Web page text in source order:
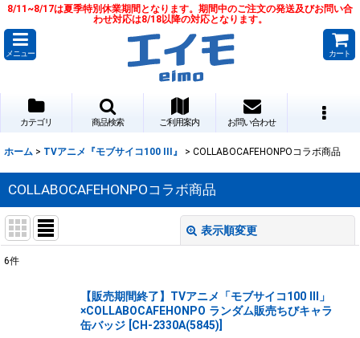
8/11~8/17は夏季特別休業期間となります。期間中のご注文の発送及びお問い合
わせ対応は8/18以降の対応となります。
メニュー カート
カテゴリ 商品検索 ご利用案内 お問い合わせ
ホーム > TVアニメ『モブサイコ100 III』 > COLLABOCAFEHONPOコラボ商品
COLLABOCAFEHONPOコラボ商品
表示順変更
6件
【販売期間終了】TVアニメ「モブサイコ100 III」
×COLLABOCAFEHONPO ランダム販売ちびキャラ
缶バッジ CH-2330A(5845)